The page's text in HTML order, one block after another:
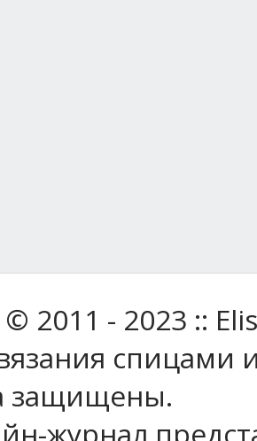
2011 - 2023 ::
спицами
защищены.